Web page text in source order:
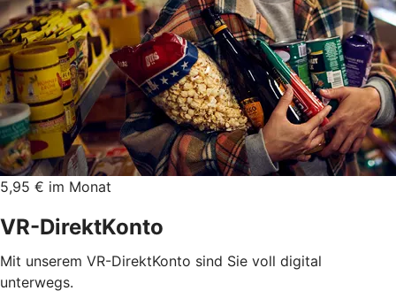
5,95 € im Monat
VR-DirektKonto
Mit unserem VR-DirektKonto sind Sie voll digital
unterwegs.